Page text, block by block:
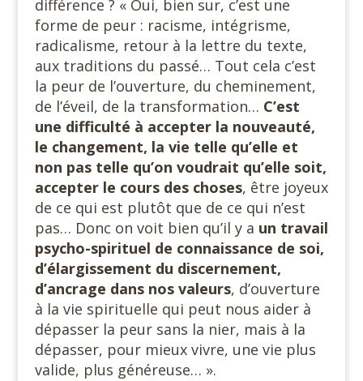
différence ? « Oui, bien sur, c’est une
forme de peur : racisme, intégrisme,
radicalisme, retour à la lettre du texte,
aux traditions du passé… Tout cela c’est
la peur de l’ouverture, du cheminement,
de l’éveil, de la transformation… C’est
une difficulté à accepter la nouveauté,
le changement, la vie telle qu’elle et
non pas telle qu’on voudrait qu’elle soit,
accepter le cours des choses, être joyeux
de ce qui est plutôt que de ce qui n’est
pas… Donc on voit bien qu’il y a un travail
psycho-spirituel de connaissance de soi,
d’élargissement du discernement,
d’ancrage dans nos valeurs, d’ouverture
à la vie spirituelle qui peut nous aider à
dépasser la peur sans la nier, mais à la
dépasser, pour mieux vivre, une vie plus
valide, plus généreuse… ».